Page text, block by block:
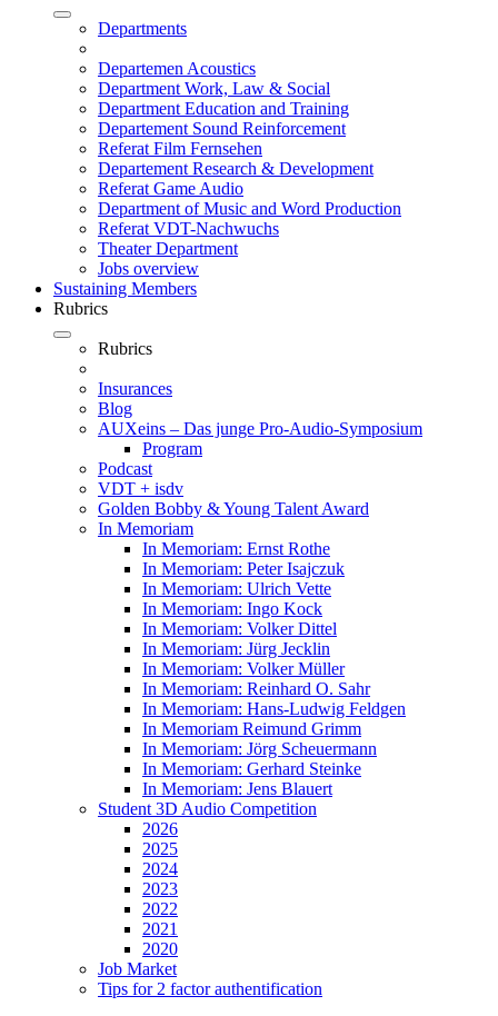
Departments
Departemen Acoustics
Department Work, Law & Social
Department Education and Training
Departement Sound Reinforcement
Referat Film Fernsehen
Departement Research & Development
Referat Game Audio
Department of Music and Word Production
Referat VDT-Nachwuchs
Theater Department
Jobs overview
Sustaining Members
Rubrics
Rubrics
Insurances
Blog
AUXeins – Das junge Pro-Audio-Symposium
Program
Podcast
VDT + isdv
Golden Bobby & Young Talent Award
In Memoriam
In Memoriam: Ernst Rothe
In Memoriam: Peter Isajczuk
In Memoriam: Ulrich Vette
In Memoriam: Ingo Kock
In Memoriam: Volker Dittel
In Memoriam: Jürg Jecklin
In Memoriam: Volker Müller
In Memoriam: Reinhard O. Sahr
In Memoriam: Hans-Ludwig Feldgen
In Memoriam Reimund Grimm
In Memoriam: Jörg Scheuermann
In Memoriam: Gerhard Steinke
In Memoriam: Jens Blauert
Student 3D Audio Competition
2026
2025
2024
2023
2022
2021
2020
Job Market
Tips for 2 factor authentification